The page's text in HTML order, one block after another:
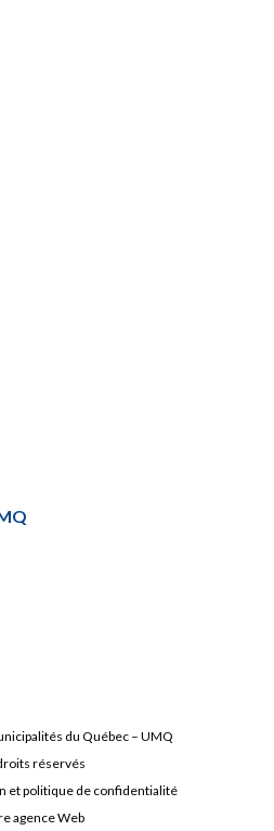
du Québec – UMQ
réservés
et politique de confidentialité
agence Web